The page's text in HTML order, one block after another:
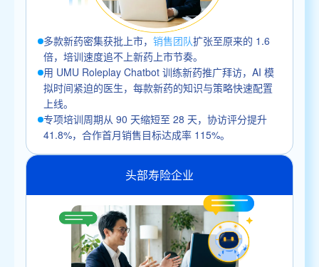
多款新药密集获批上市， 销售团队扩张至原来的 1.6
倍，培训速度追不上新药上市节奏。
用 UMU Roleplay Chatbot 训练新药推广拜访，AI 模
拟时间紧迫的医生，每款新药的知识与策略快速配置
上线。
专项培训周期从 90 天缩短至 28 天，协访评分提升
41.8%，合作首月销售目标达成率 115%。
头部寿险企业